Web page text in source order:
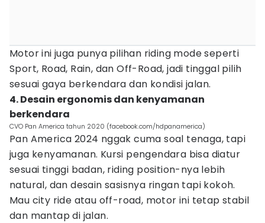
Motor ini juga punya pilihan riding mode seperti
Sport, Road, Rain, dan Off-Road, jadi tinggal pilih
sesuai gaya berkendara dan kondisi jalan.
4. Desain ergonomis dan kenyamanan
berkendara
CVO Pan America tahun 2020 (facebook.com/hdpanamerica)
Pan America 2024 nggak cuma soal tenaga, tapi
juga kenyamanan. Kursi pengendara bisa diatur
sesuai tinggi badan, riding position-nya lebih
natural, dan desain sasisnya ringan tapi kokoh.
Mau city ride atau off-road, motor ini tetap stabil
dan mantap di jalan.